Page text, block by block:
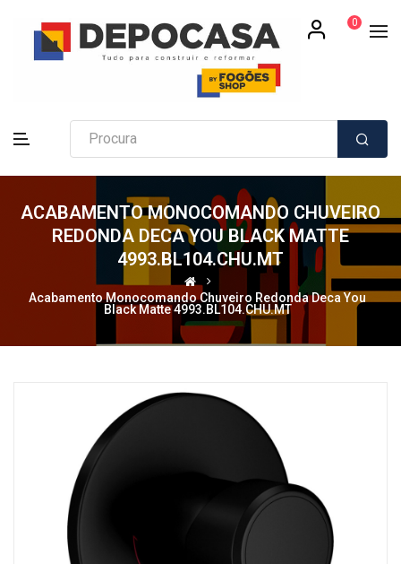
0
ACABAMENTO MONOCOMANDO CHUVEIRO
REDONDA DECA YOU BLACK MATTE
4993.BL104.CHU.MT
Acabamento Monocomando Chuveiro Redonda Deca You
Black Matte 4993.BL104.CHU.MT